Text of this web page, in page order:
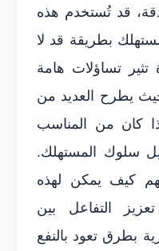
قد تُستخدم هذه
بطريقة قد لا
تثير تساؤلات هامة
يطرح العديد من
كان من المناسب
سلوك المستهلك.
كيف يمكن لهذه
التفاعل بين
بطرق تعود بالنفع